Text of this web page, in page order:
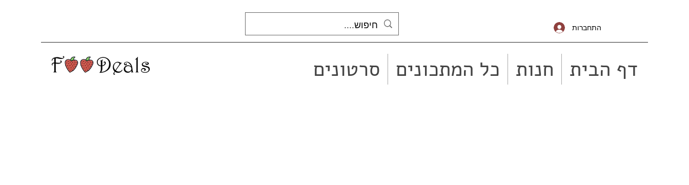
התחברות
דף הבית חנות כל המתכונים סרטונים